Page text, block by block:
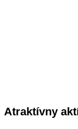
Atraktívny